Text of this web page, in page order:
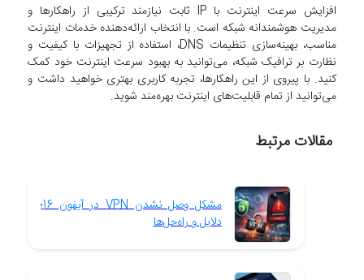
افزایش سرعت اینترنت با IP ثابت نیازمند ترکیبی از راهکارها و
مدیریت هوشمندانه شبکه است. با انتخاب ارائه‌دهنده خدمات اینترنت
مناسب، بهینه‌سازی تنظیمات DNS، استفاده از تجهیزات با کیفیت و
نظارت بر ترافیک شبکه، می‌توانید به بهبود سرعت اینترنت خود کمک
کنید. با پیروی از این راهکارها، تجربه کاربری بهتری خواهید داشت و
می‌توانید از تمام قابلیت‌های اینترنت بهره‌مند شوید.
مقالات مرتبط
مشکل وصل نشدن VPN در آیفون 16؛
دلایل و راه‌حل‌ها